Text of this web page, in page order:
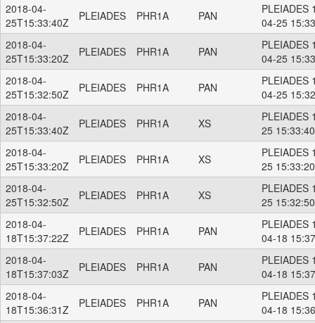
2018-04-
25T15:33:40Z
PLEIADES PHR1A PAN
PLEIADES
04-25
2018-04-
25T15:33:20Z
PLEIADES PHR1A PAN
PLEIADES
04-25
2018-04-
25T15:32:50Z
PLEIADES PHR1A PAN
PLEIADES
04-25
2018-04-
25T15:33:40Z
PLEIADES PHR1A XS
PLEIADES
25
2018-04-
25T15:33:20Z
PLEIADES PHR1A XS
PLEIADES
25
2018-04-
25T15:32:50Z
PLEIADES PHR1A XS
PLEIADES
25
2018-04-
18T15:37:22Z
PLEIADES PHR1A PAN
PLEIADES
04-18
2018-04-
18T15:37:03Z
PLEIADES PHR1A PAN
PLEIADES
04-18
2018-04-
18T15:36:31Z
PLEIADES PHR1A PAN
PLEIADES
04-18